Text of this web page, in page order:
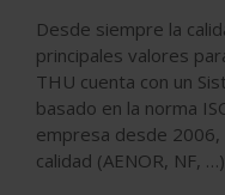
Desde siempre la
principales valores
THU cuenta con un
basado en la norma
empresa desde
calidad (AENOR, NF,